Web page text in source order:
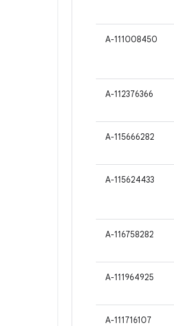
A-111008450
A-112376366
A-115666282
A-115624433
A-116758282
A-111964925
A-111716107